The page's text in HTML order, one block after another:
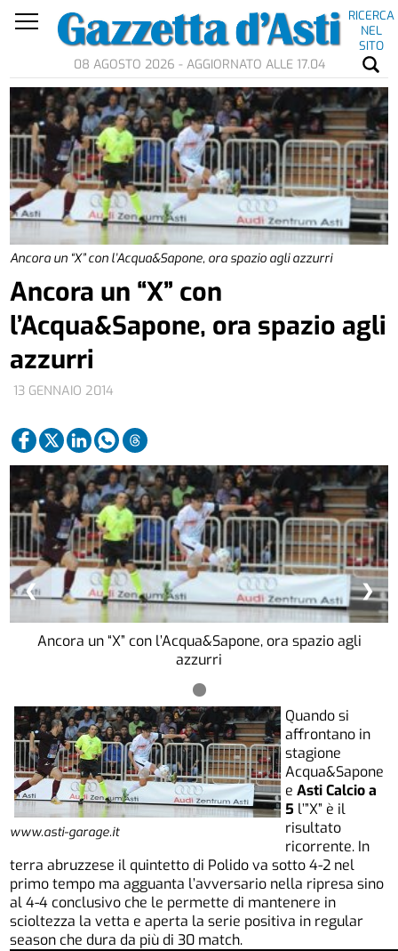
RICERCA
NEL
SITO
08 AGOSTO 2026 - AGGIORNATO ALLE 17.04
Ancora un “X” con l’Acqua&Sapone, ora spazio agli azzurri
13 GENNAIO 2014
Ancora un “X” con
l’Acqua&Sapone, ora spazio agli
azzurri
Ancora un “X” con l’Acqua&Sapone, ora spazio agli
azzurri
❮ ❯
www.asti-garage.it
Quando si
affrontano in
stagione
Acqua&Sapone
eAsti Calcio a
5 l’”X” è il
risultato
ricorrente. In
terra abruzzese il quintetto di Polido va sotto 4-2 nel
primo tempo ma agguanta l’avversario nella ripresa sino
al 4-4 conclusivo che le permette di mantenere in
scioltezza la vetta e aperta la serie positiva in regular
season che dura da più di 30 match.